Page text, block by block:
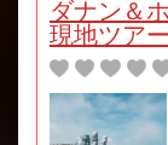
ダナン＆
現地ツアー